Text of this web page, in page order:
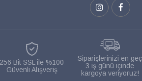
256 Bit SSL ile %100
Güvenli Alışveriş
Siparişlerinizi en geç
3 iş günü içinde
kargoya veriyoruz!